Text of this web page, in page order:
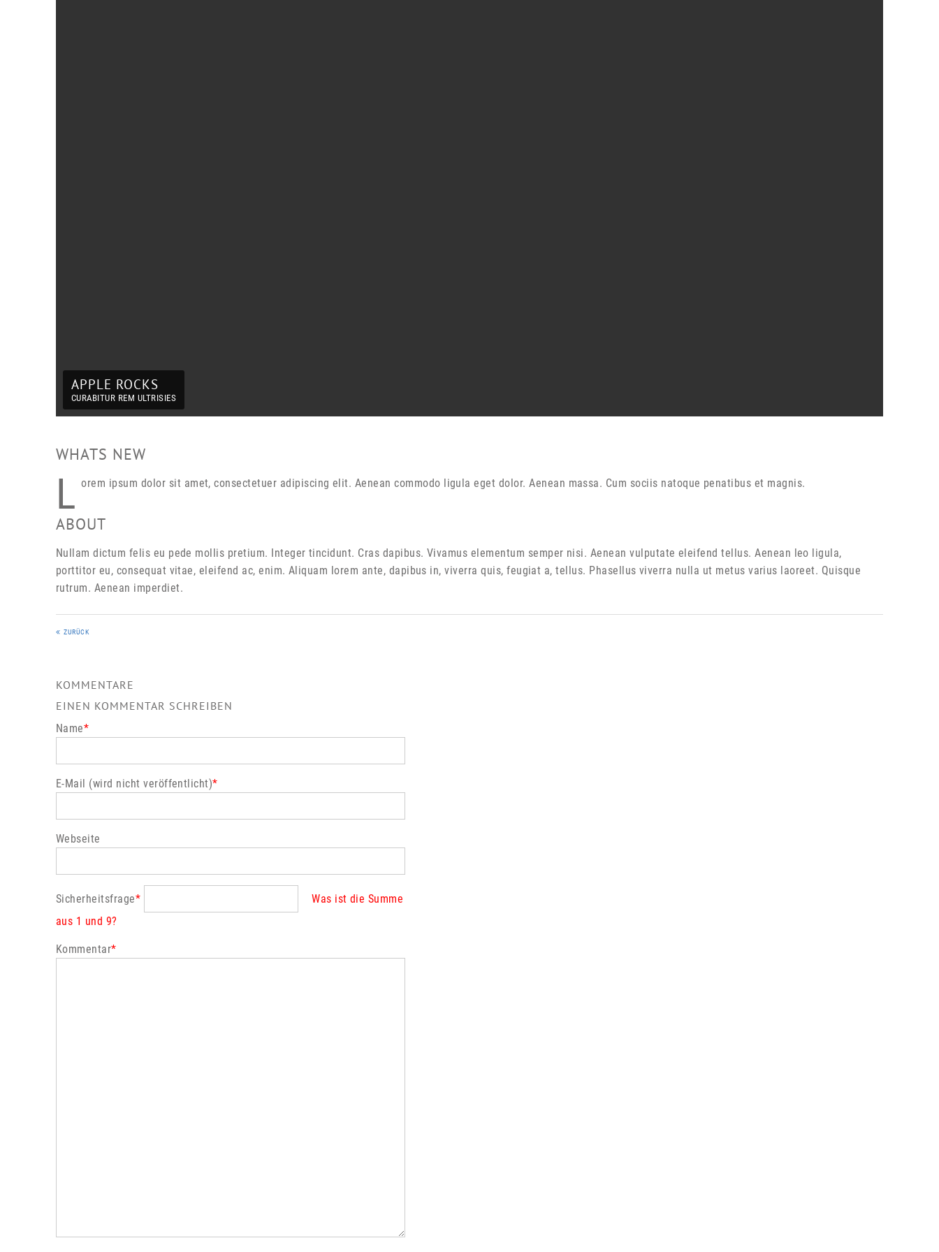
APPLE ROCKS
CURABITUR REM ULTRISIES
WHATS NEW
L orem ipsum dolor sit amet, consectetuer adipiscing elit. Aenean commodo ligula eget dolor. Aenean massa. Cum sociis natoque penatibus et magnis.
ABOUT
Nullam dictum felis eu pede mollis pretium. Integer tincidunt. Cras dapibus. Vivamus elementum semper nisi. Aenean vulputate eleifend tellus. Aenean leo ligula,
porttitor eu, consequat vitae, eleifend ac, enim. Aliquam lorem ante, dapibus in, viverra quis, feugiat a, tellus. Phasellus viverra nulla ut metus varius laoreet. Quisque
rutrum. Aenean imperdiet.
ZURÜCK
KOMMENTARE
EINEN KOMMENTAR SCHREIBEN
Name*
E-Mail (wird nicht veröffentlicht)*
Webseite
Sicherheitsfrage*
Was ist die Summe
aus 1 und 9?
Kommentar*